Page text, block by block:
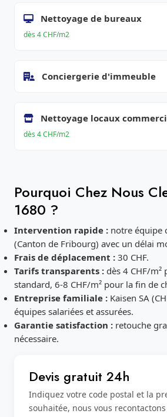
Nettoyage de bureaux
dès 4 CHF/m2
Conciergerie d'immeuble
Nettoyage locaux
dès 4 CHF/m2
Pourquoi Chez Nous
1680 ?
Intervention rapide :notre équipe
(Canton de Fribourg) avec un délai
Frais de déplacement :30 CHF.
Tarifs transparents :dès 4 CHF/m²
standard, 6-8 CHF/m² pour la fin de
Entreprise familiale :Kaisen SA
équipes salariées et assurées.
Garantie satisfaction :retouche
nécessaire.
Devis gratuit 24h
Indiquez votre code postal et la
souhaitée, nous vous